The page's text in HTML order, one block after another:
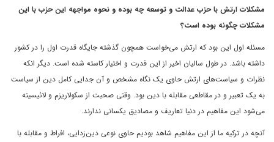
مشکلات ارتش با حزب عدالت و توسعه چه بوده و نحوه مواجهه این حزب با این
مشکلات چگونه بوده است؟
مسئله اول این بود که ارتش می‌خواست همچون گذشته جایگاه قدرت اول را در کشور
داشته باشد. در طول سالیان اخیر از این قدرت و اختیار کاسته شده است. دیگر انکه
نظرات و سیاست‌های ارتش حاوی یک نگاه مشخص و آن جدایی کامل دین از سیاست
به یک تعبیر و در مقاطعی مقابله با دین بود. وقتی صحبت از سکولاریزم و لائیسیته
می‌شود این مفاهیم در دنیا تعاریف و مصادیق یکسانی ندارند.
آنچه در ترکیه ما از این مفاهیم شاهد بودیم حاوی نوعی دین‌زدایی، افراط و مقابله با